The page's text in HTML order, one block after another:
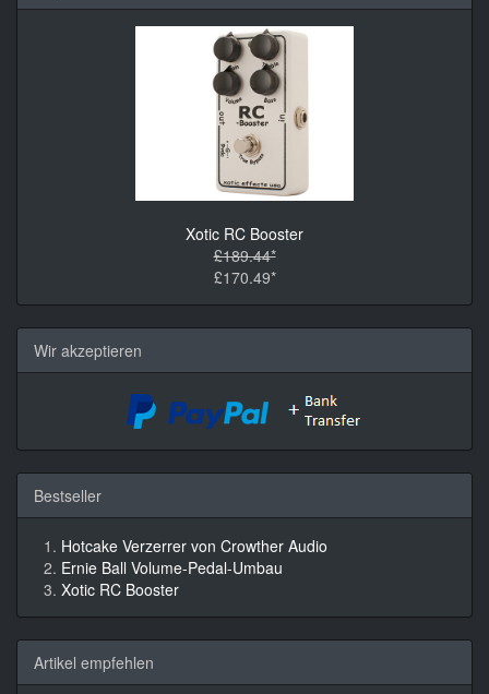
Xotic RC Booster
£189.44*
£170.49*
Wir akzeptieren
Bestseller
Hotcake Verzerrer von Crowther Audio
Ernie Ball Volume-Pedal-Umbau
Xotic RC Booster
Artikel empfehlen